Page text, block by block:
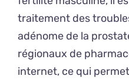
traitement des
adénome de la
régionaux de
internet, ce qui